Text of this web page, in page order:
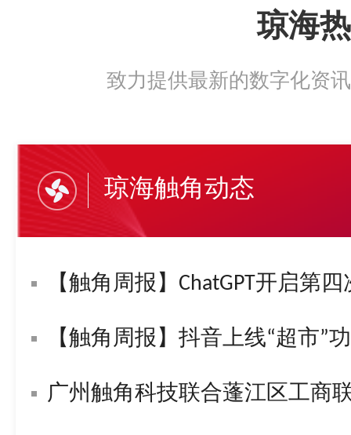
琼海
致力提供最新的数字化资
琼海触角动态
【触角周报】ChatGPT开启第四
【触角周报】抖音上线“超市”功能！字节复活“悟空问答”！苹
广州触角科技联合蓬江区工商